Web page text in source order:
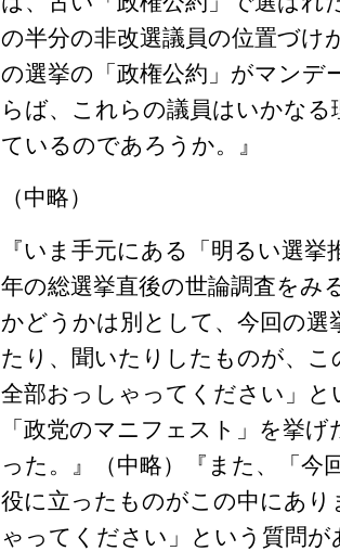
の半分の非改選議員の位置づけ
の選挙の「政権公約」がマンデ
らば、これらの議員はいかな
ているのであろうか。』
（中略）
『いま手元にある「明るい選挙
年の総選挙直後の世論調査をみ
かどうかは別として、今回の選
たり、聞いたりしたものが、
全部おっしゃってください」と
「政党のマニフェスト」を挙
った。』（中略）『また、「今
役に立ったものがこの中にあ
ゃってください」という質問